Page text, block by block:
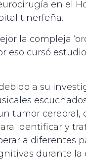
en el
tinerfeña.
la compleja
eso cursó
a su
tumor cerebral,
identificar y
a diferentes
durante la